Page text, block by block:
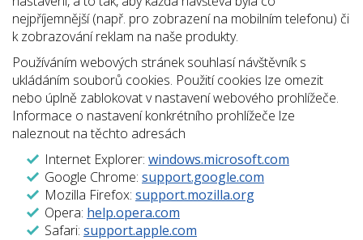
nejpříjemnější (např. pro zobrazení na mobilním telefonu) či
k zobrazování reklam na naše produkty.
Používáním webových stránek souhlasí návštěvník s
ukládáním souborů cookies. Použití cookies lze omezit
nebo úplně zablokovat v nastavení webového prohlížeče.
Informace o nastavení konkrétního prohlížeče lze
naleznout na těchto adresách
Internet Explorer: windows.microsoft.com
Google Chrome: support.google.com
Mozilla Firefox: support.mozilla.org
Opera: help.opera.com
Safari: support.apple.com